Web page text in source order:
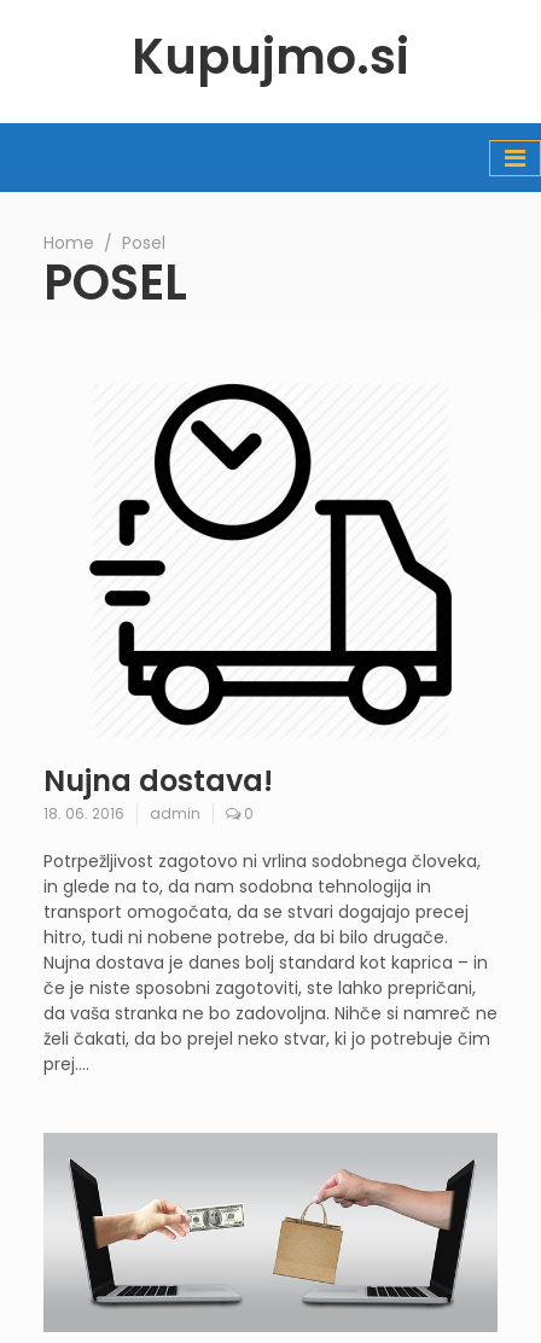
Kupujmo.si
Home ∕ Posel
POSEL
Nujna dostava!
18. 06. 2016 admin 0
Potrpežljivost zagotovo ni vrlina sodobnega človeka,
in glede na to, da nam sodobna tehnologija in
transport omogočata, da se stvari dogajajo precej
hitro, tudi ni nobene potrebe, da bi bilo drugače.
Nujna dostava je danes bolj standard kot kaprica – in
če je niste sposobni zagotoviti, ste lahko prepričani,
da vaša stranka ne bo zadovoljna. Nihče si namreč ne
želi čakati, da bo prejel neko stvar, ki jo potrebuje čim
prej.…